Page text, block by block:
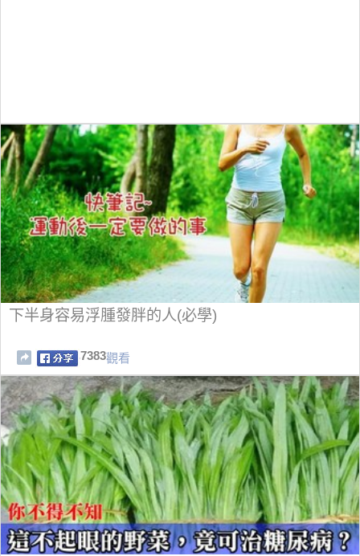
下半身容易浮腫發胖的人(必學)
7383觀看